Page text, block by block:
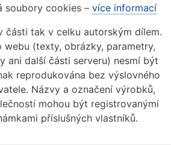
soubory cookies – více informací
části tak v celku autorským dílem.
webu (texty, obrázky, parametry,
ani další části serveru) nesmí být
reprodukována bez výslovného
Názvy a označení výrobků,
mohou být registrovanými
příslušných vlastníků.